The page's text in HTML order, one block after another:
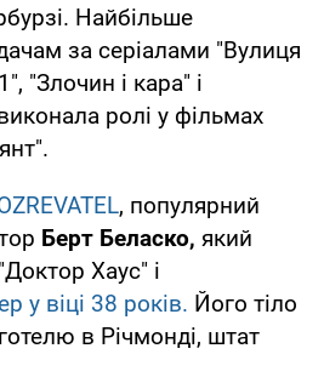
Найбільше
за серіалами "Вулиця
"Злочин і кара" і
ролі у фільмах
, популярний
Берт Беласко, який
Хаус" і
у віці 38 років. Його тіло
в Річмонді, штат